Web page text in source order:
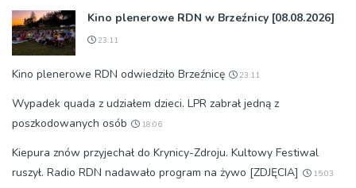
Kino plenerowe RDN w Brzeźnicy [08.08.2026]
23:11
Kino plenerowe RDN odwiedziło Brzeźnicę 23:11
Wypadek quada z udziałem dzieci. LPR zabrał jedną z
poszkodowanych osób
18:06
Kiepura znów przyjechał do Krynicy-Zdroju. Kultowy Festiwal
ruszył. Radio RDN nadawało program na żywo [ZDJĘCIA]
15:03